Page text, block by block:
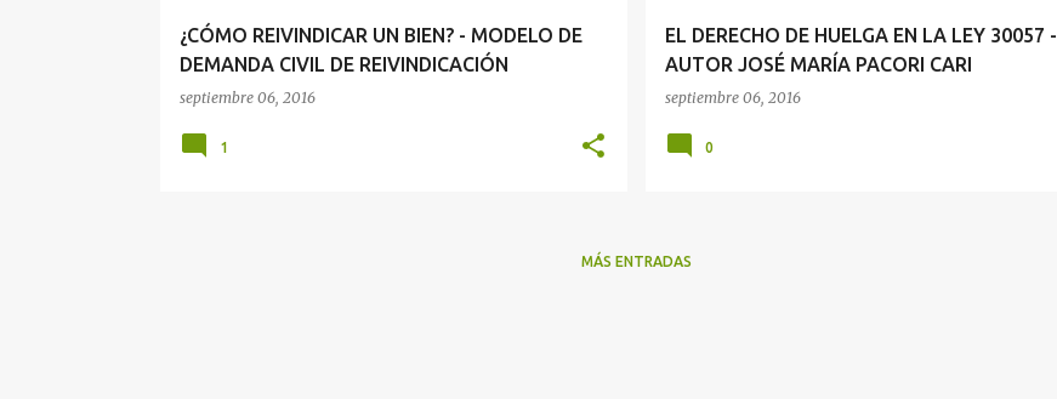
¿CÓMO REIVINDICAR UN BIEN? - MODELO DE
DEMANDA CIVIL DE REIVINDICACIÓN
septiembre 06, 2016
1
EL DERECHO DE HUELGA EN LA LEY 30057 -
AUTOR JOSÉ MARÍA PACORI CARI
septiembre 06, 2016
0
MÁS ENTRADAS